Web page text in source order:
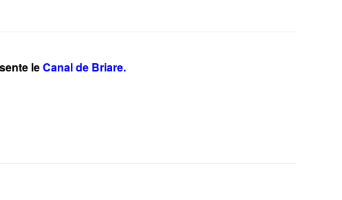
leCanal de Briare.